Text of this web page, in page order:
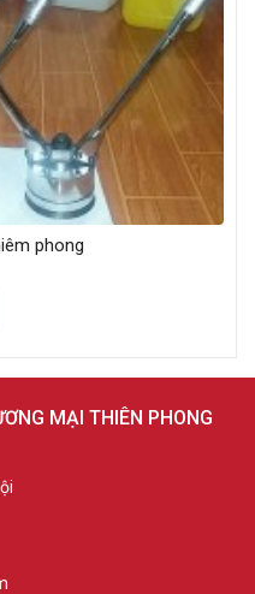
phong
MẠI THIÊN PHONG